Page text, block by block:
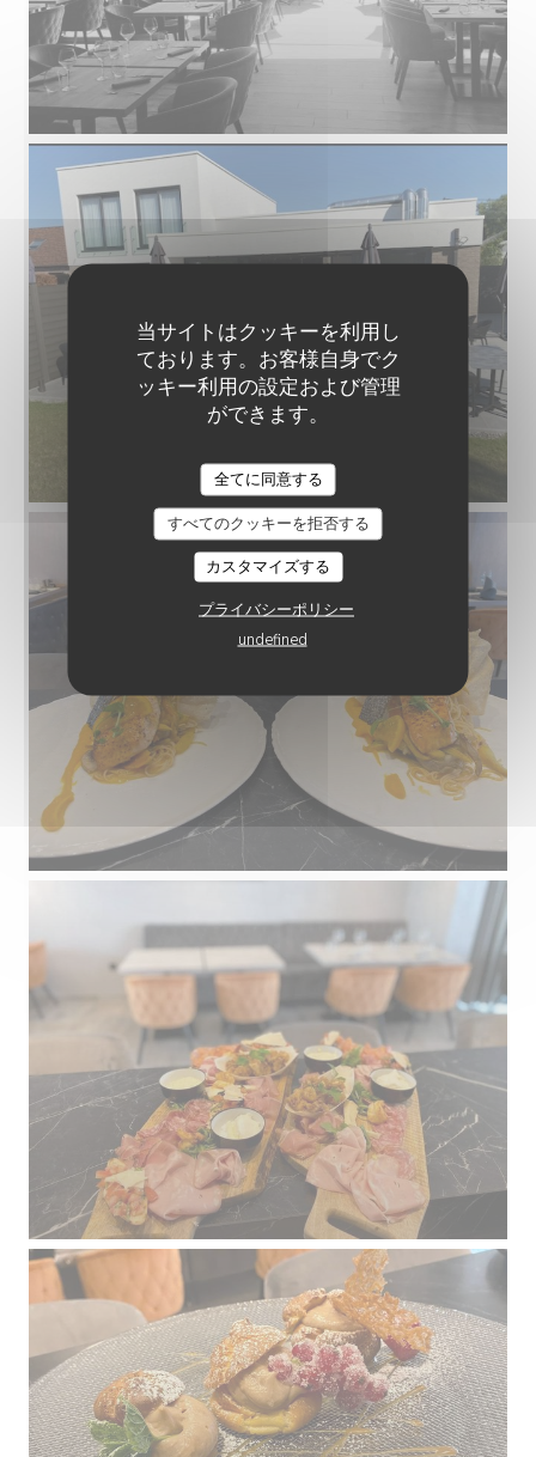
当サイトはクッキーを利用し
ております。お客様自身でク
ッキー利用の設定および管理
ができます。
全てに同意する
すべてのクッキーを拒否する
カスタマイズする
プライバシーポリシー
undefined
RESTAURANT VILLA GIULIA